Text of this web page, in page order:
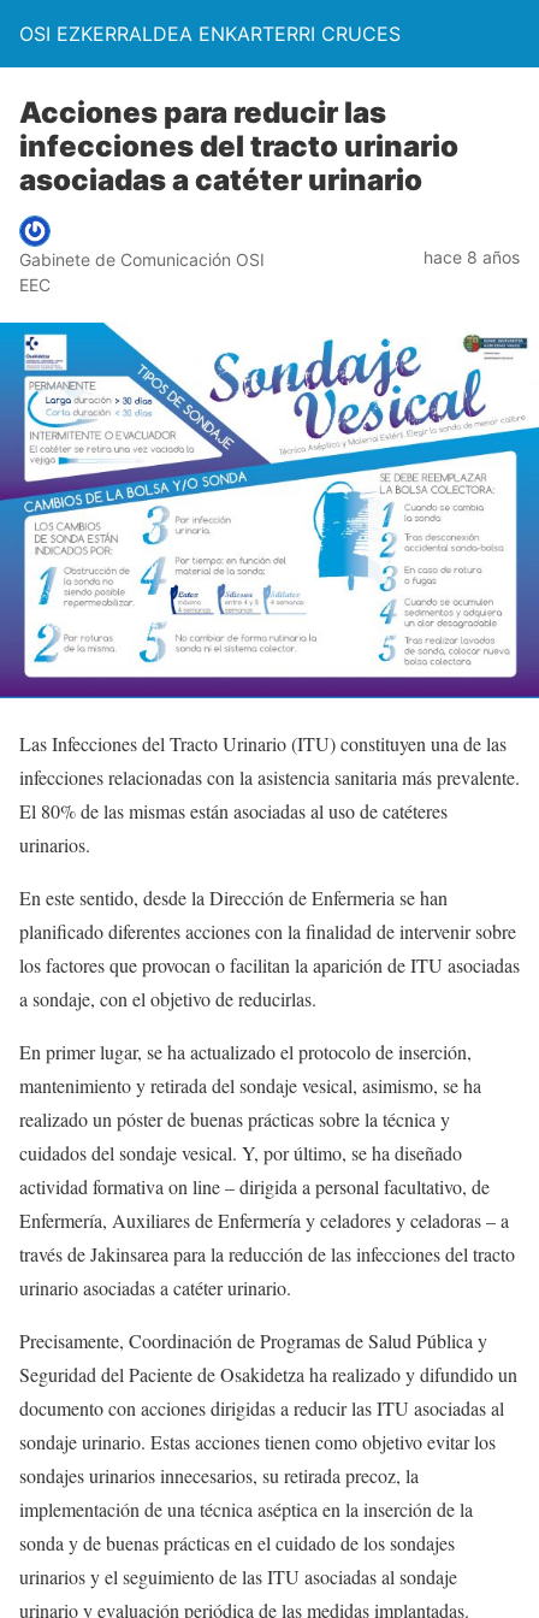
OSI EZKERRALDEA ENKARTERRI CRUCES
Acciones para reducir las
infecciones del tracto urinario
asociadas a catéter urinario
Gabinete de Comunicación OSI
EEC
hace 8 años
Las Infecciones del Tracto Urinario (ITU) constituyen una de las
infecciones relacionadas con la asistencia sanitaria más prevalente.
El 80% de las mismas están asociadas al uso de catéteres
urinarios.
En este sentido, desde la Dirección de Enfermeria se han
planificado diferentes acciones con la finalidad de intervenir sobre
los factores que provocan o facilitan la aparición de ITU asociadas
a sondaje, con el objetivo de reducirlas.
En primer lugar, se ha actualizado el protocolo de inserción,
mantenimiento y retirada del sondaje vesical, asimismo, se ha
realizado un póster de buenas prácticas sobre la técnica y
cuidados del sondaje vesical. Y, por último, se ha diseñado
actividad formativa on line – dirigida a personal facultativo, de
Enfermería, Auxiliares de Enfermería y celadores y celadoras – a
través de Jakinsarea para la reducción de las infecciones del tracto
urinario asociadas a catéter urinario.
Precisamente, Coordinación de Programas de Salud Pública y
Seguridad del Paciente de Osakidetza ha realizado y difundido un
documento con acciones dirigidas a reducir las ITU asociadas al
sondaje urinario. Estas acciones tienen como objetivo evitar los
sondajes urinarios innecesarios, su retirada precoz, la
implementación de una técnica aséptica en la inserción de la
sonda y de buenas prácticas en el cuidado de los sondajes
urinarios y el seguimiento de las ITU asociadas al sondaje
urinario y evaluación periódica de las medidas implantadas.